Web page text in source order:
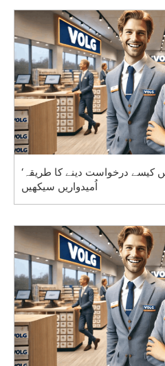
‘وولج’ میں کام کریں: ہیں کیسے درخواست دینے کا طریقہ
اُمیدواریں سیکھیں